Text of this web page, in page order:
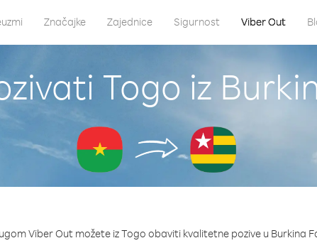
Značajke Zajednice Sigurnost Viber Out
Togo iz
Viber Out možete iz Togo obaviti kvalitetne pozive u Burkina